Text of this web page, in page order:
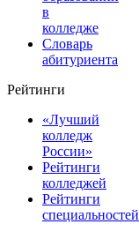
в
колледже
Словарь
абитуриента
Рейтинги
«Лучший
колледж
России»
Рейтинги
колледжей
Рейтинги
специальностей